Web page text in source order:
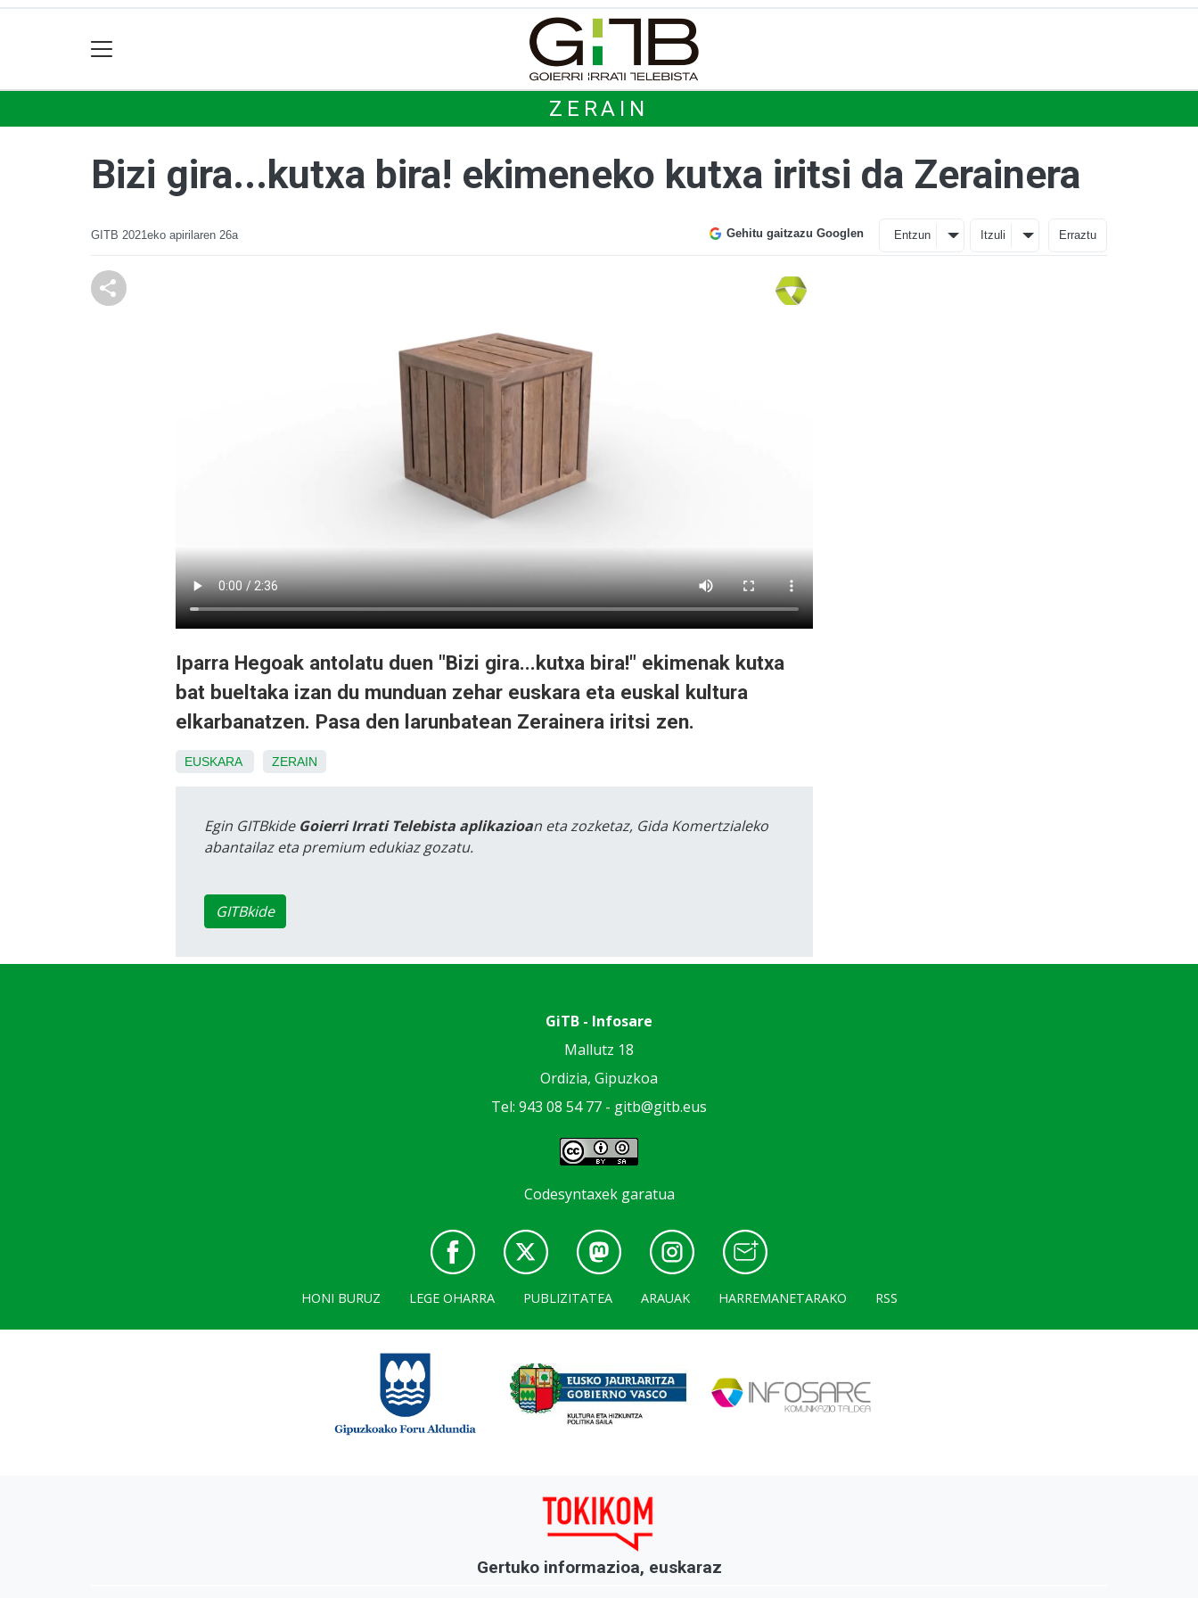
ZERAIN
Bizi gira...kutxa bira! ekimeneko kutxa iritsi da Zerainera
GITB 2021eko apirilaren 26a Gehitu gaitzazu Googlen Entzun Itzuli Erraztu
Iparra Hegoak antolatu duen "Bizi gira...kutxa bira!" ekimenak kutxa
bat bueltaka izan du munduan zehar euskara eta euskal kultura
elkarbanatzen. Pasa den larunbatean Zerainera iritsi zen.
EUSKARA ZERAIN
Egin GITBkide Goierri Irrati Telebista aplikazioan eta zozketaz, Gida Komertzialeko
abantailaz eta premium edukiaz gozatu.
GITBkide
GiTB - Infosare
Mallutz 18
Ordizia, Gipuzkoa
Tel: 943 08 54 77 - gitb@gitb.eus
Codesyntaxek garatua
HONI BURUZ LEGE OHARRA PUBLIZITATEA ARAUAK HARREMANETARAKO RSS
Gertuko informazioa, euskaraz